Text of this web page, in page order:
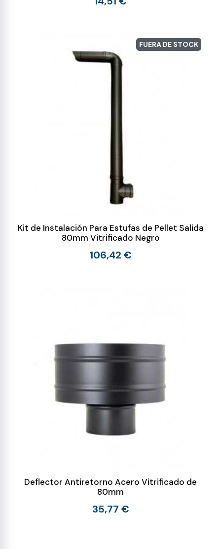
FUERA DE STOCK
Kit de Instalación Para Estufas de Pellet Salida
80mm Vitrificado Negro
106,42 €
Deflector Antiretorno Acero Vitrificado de
80mm
35,77 €